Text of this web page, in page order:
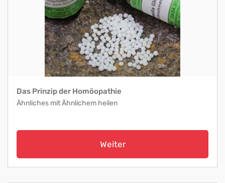
Das Prinzip der Homöopathie
Ähnliches mit Ähnlichem heilen
Weiter